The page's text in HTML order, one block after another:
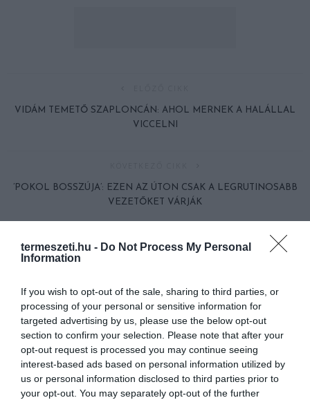
termeszeti.hu - Do Not Process My Personal
Information
If you wish to opt-out of the sale, sharing to third parties, or
processing of your personal or sensitive information for
targeted advertising by us, please use the below opt-out
section to confirm your selection. Please note that after your
opt-out request is processed you may continue seeing
interest-based ads based on personal information utilized by
us or personal information disclosed to third parties prior to
your opt-out. You may separately opt-out of the further
VIDÁM TEMETŐ SZAPLONCÁN: AHOL MERNEK A HALÁLLAL
VICCELNI
’POKOL BOSSZÚJA’: EZEN AZ ÚTON CSAK A LEGRUTINOSABB
VEZETŐKET VÁRJÁK
HASONLÓ ÉRDEKESSÉGEK